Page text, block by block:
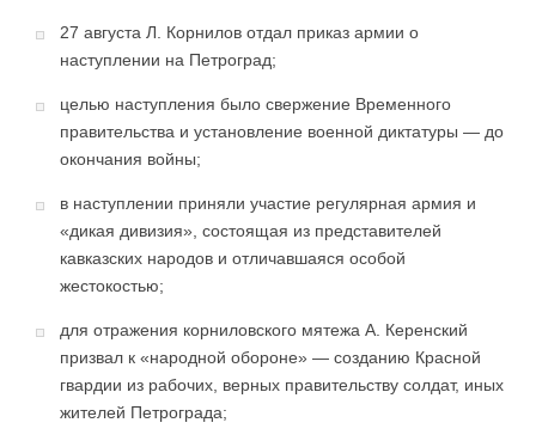
27 августа Л. Корнилов отдал приказ армии о
наступлении на Петроград;
целью наступления было свержение Временного
правительства и установление военной диктатуры — до
окончания войны;
в наступлении приняли участие регулярная армия и
«дикая дивизия», состоящая из представителей
кавказских народов и отличавшаяся особой
жестокостью;
для отражения корниловского мятежа А. Керенский
призвал к «народной обороне» — созданию Красной
гвардии из рабочих, верных правительству солдат, иных
жителей Петрограда;